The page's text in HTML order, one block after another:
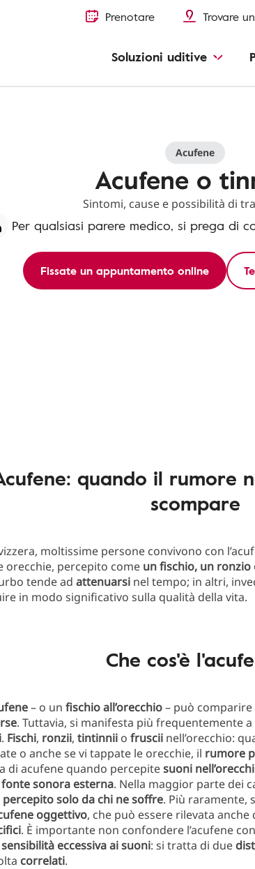
Prenotare Trovare
Soluzioni uditive
Acufene
Acufene o
Sintomi, cause e possibilità di
Per qualsiasi parere medico, si prega di
Fissate un appuntamento online
quando il rumore
scompare
moltissime persone convivono con
orecchie, percepito come unfischio, un
tende ad attenuarsi nel tempo; in altri,
in modo significativo sulla qualità della vita.
Che cos'è
– o un fischio all’orecchio– può comparire
. Tuttavia, si manifesta più frequentemente
. Fischi, ronzii, tintinnii o fruscii nell’orecchio:
o anche se vi tappate le orecchie, il rumore
di acufene quando percepitesuoni
fonte sonora esterna. Nella maggior parte dei
percepito solo da chi ne soffre. Più raramente,
oggettivo, che può essere rilevata anche
. È importante non confondere l’acufene con
sensibilità eccessiva ai suoni: si tratta di due
correlati.